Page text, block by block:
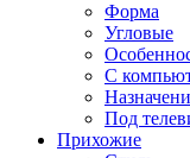
Форма
Угловые
С
Под
Прихожие